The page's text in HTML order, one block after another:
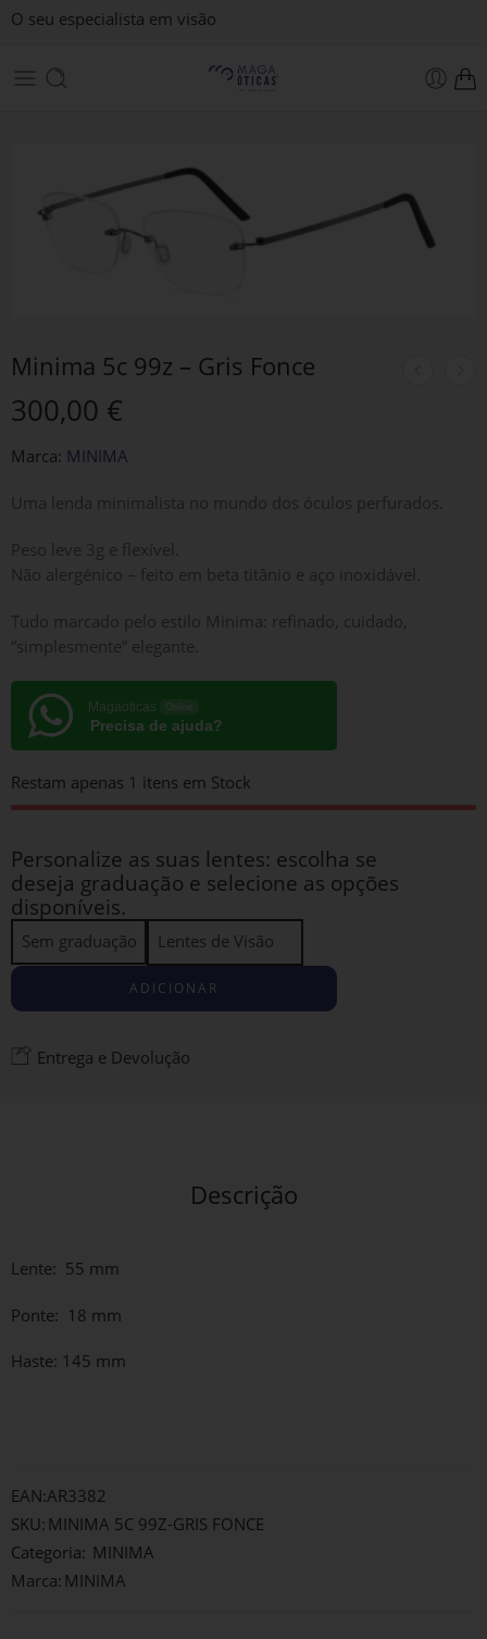
O seu especialista em visão
Minima 5c 99z – Gris Fonce
300,00 €
Marca: MINIMA
Uma lenda minimalista no mundo dos óculos perfurados.
Peso leve 3g e flexível.
Não alergénico – feito em beta titânio e aço inoxidável.
Tudo marcado pelo estilo Minima: refinado, cuidado,
“simplesmente” elegante.
Magaoticas
Precisa de ajuda?
Restam apenas 1 itens em Stock
Personalize as suas lentes: escolha se
deseja graduação e selecione as opções
disponíveis.
Sem graduação Lentes de Visão
ADICIONAR
Entrega e Devolução
Descrição
Lente: 55 mm
Ponte: 18 mm
Haste: 145 mm
EAN:AR3382
SKU: MINIMA 5C 99Z-GRIS FONCE
Categoria: MINIMA
Marca: MINIMA